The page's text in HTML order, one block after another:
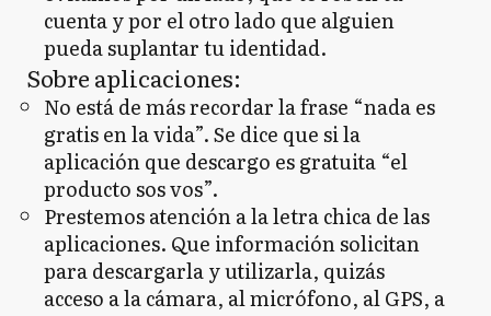
cuenta y por el otro lado que alguien
pueda suplantar tu identidad.
Sobre aplicaciones:
No está de más recordar la frase “nada es
gratis en la vida”. Se dice que si la
aplicación que descargo es gratuita “el
producto sos vos”.
Prestemos atención a la letra chica de las
aplicaciones. Que información solicitan
para descargarla y utilizarla, quizás
acceso a la cámara, al micrófono, al GPS, a